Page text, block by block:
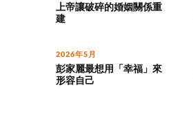
上帝讓破碎的婚姻關係重
建
2026年5月
彭家麗最想用「幸福」來
形容自己